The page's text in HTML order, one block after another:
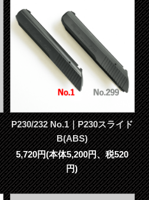
P230/232 No.1｜P230スライド
B(ABS)
5,720円(本体5,200円、税520
円)